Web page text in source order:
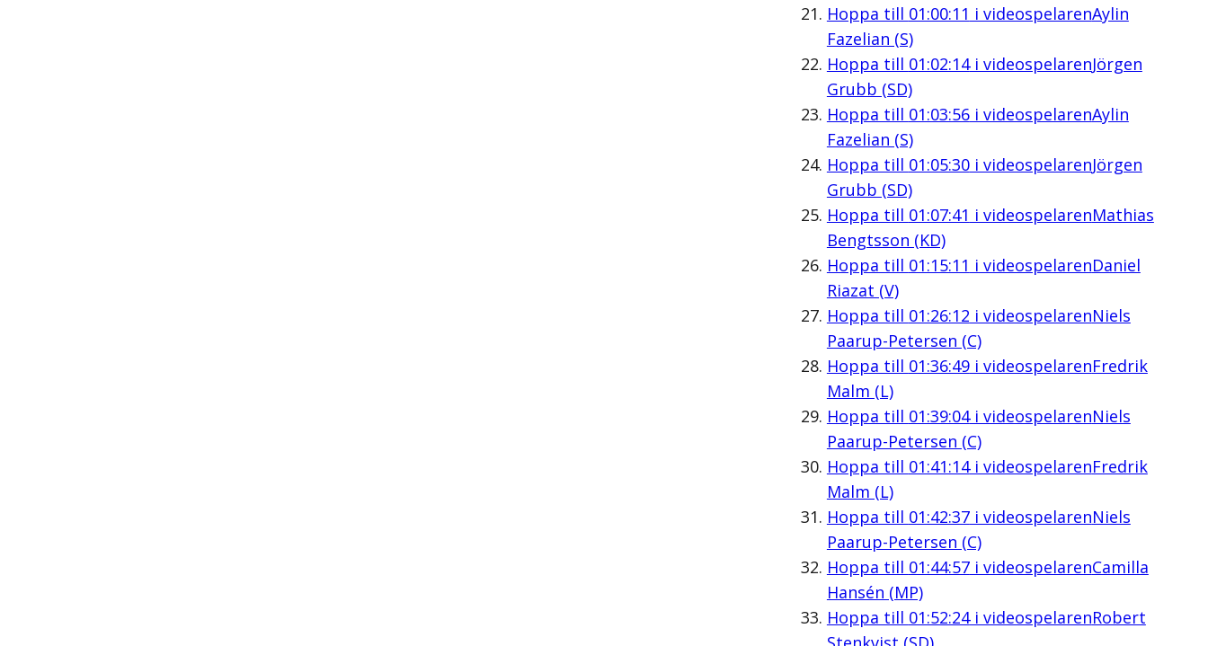
Hoppa till 01:00:11 i videospelarenAylin
Fazelian (S)
Hoppa till 01:02:14i videospelarenJörgen
Grubb (SD)
Hoppa till 01:03:56i videospelarenAylin
Fazelian (S)
Hoppa till 01:05:30i videospelarenJörgen
Grubb (SD)
Hoppa till 01:07:41 i videospelarenMathias
Bengtsson (KD)
Hoppa till 01:15:11 i videospelarenDaniel
Riazat (V)
Hoppa till 01:26:12 i videospelarenNiels
Paarup-Petersen (C)
Hoppa till 01:36:49i videospelarenFredrik
Malm (L)
Hoppa till 01:39:04i videospelarenNiels
Paarup-Petersen (C)
Hoppa till 01:41:14i videospelarenFredrik
Malm (L)
Hoppa till 01:42:37i videospelarenNiels
Paarup-Petersen (C)
Hoppa till 01:44:57i videospelarenCamilla
Hansén (MP)
Hoppa till 01:52:24i videospelarenRobert